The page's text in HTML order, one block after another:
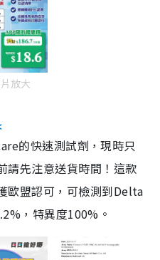
放大
的快速測試劑，現時只
請先注意送貨時間！這款
歐盟認可，可檢測到Delta
，特異度100%。